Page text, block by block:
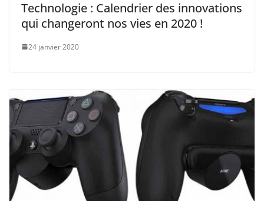
Technologie : Calendrier des innovations
qui changeront nos vies en 2020 !
24 janvier 2020